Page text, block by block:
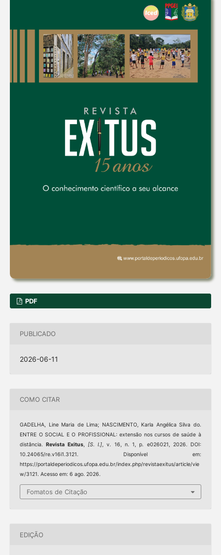
PDF
PUBLICADO
2026-06-11
COMO CITAR
GADELHA, Line Maria de Lima; NASCIMENTO, Karla Angélica Silva do.
ENTRE O SOCIAL E O PROFISSIONAL: extensão nos cursos de saúde à
distância.Revista Exitus, [S. l.], v. 16, n. 1, p. e026021, 2026. DOI:
10.24065/re.v16i1.3121. Disponível em:
https://portaldeperiodicos.ufopa.edu.br/index.php/revistaexitus/article/vie
w/3121. Acesso em: 6 ago. 2026.
Fomatos de Citação
EDIÇÃO